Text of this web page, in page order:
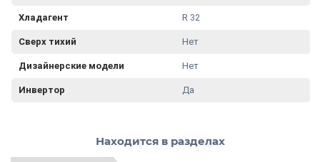
Хладагент R 32
Сверх тихий Нет
Дизайнерские модели Нет
Инвертор Да
Находится в разделах